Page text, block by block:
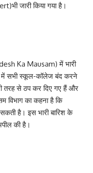
जारी किया गया है।
Ka Mausam) में भारी
में सभी स्कूल-कॉलेज बंद करने
तरह से ठप कर दिए गए हैं और
विभाग का कहना है कि
है। इस भारी बारिश के
की है।